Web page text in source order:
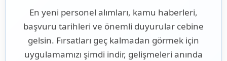
En yeni personel alımları, kamu haberleri,
başvuru tarihleri ve önemli duyurular cebine
gelsin. Fırsatları geç kalmadan görmek için
uygulamamızı şimdi indir, gelişmeleri anında